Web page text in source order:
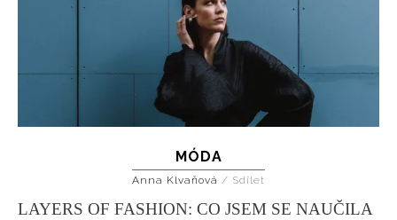
MÓDA
Anna Klvaňová / Sdílet
LAYERS OF FASHION: CO JSEM SE NAUČILA